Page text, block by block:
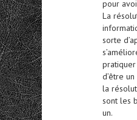
pour
La
sorte
pratiquer
d’être
la
sont les
un.